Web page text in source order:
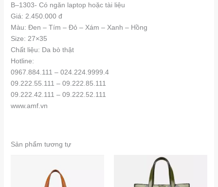
B–1303- Có ngăn laptop hoặc tài liệu
Giá: 2.450.000 đ
Màu: Đen – Tím – Đỏ – Xám – Xanh – Hồng
Size: 27×35
Chất liệu: Da bò thật
Hotline:
0967.884.111 – 024.224.9999.4
09.222.55.111 – 09.222.85.111
09.222.42.111 – 09.222.52.111
www.amf.vn
Sản phẩm tương tự